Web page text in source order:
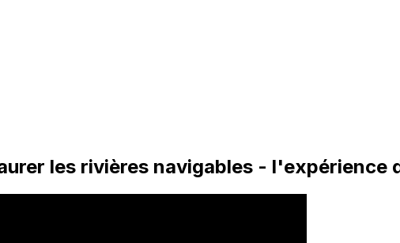
les rivières navigables - l'expérience